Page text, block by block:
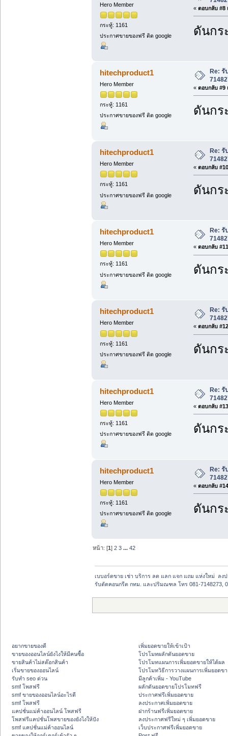
Hero Member
กระทู้: 1161
ประกาศขายของฟรี ติด google
« ตอบกลับ #8
ดันกร
hitechproduct1
Hero Member
กระทู้: 1161
ประกาศขายของฟรี ติด google
Re: รั
« ตอบกลับ #9
ดันกร
hitechproduct1
Hero Member
กระทู้: 1161
ประกาศขายของฟรี ติด google
Re:
« ตอบกลับ
ดันกร
hitechproduct1
Hero Member
กระทู้: 1161
ประกาศขายของฟรี ติด google
Re:
« ตอบกลับ
ดันกร
hitechproduct1
Hero Member
กระทู้: 1161
ประกาศขายของฟรี ติด google
Re:
« ตอบกลับ
ดันกร
hitechproduct1
Hero Member
กระทู้: 1161
ประกาศขายของฟรี ติด google
Re: รั
« ตอบกลับ
ดันกร
hitechproduct1
Hero Member
กระทู้: 1161
ประกาศขายของฟรี ติด google
Re: รั
« ตอบกลับ
ดันกร
หน้า: [1]2 3 ...42
เบบอร์ดขาย เช่า บริการ ลด แลก แจก แถม แห่งใหม่  ลง
รับตัดคอนกรีต กทม. และปริมณฑล โทร 081-7148273,
อยากขายของดี
ขายของออนไลน์ยังไงให้มีคนซื้อ
ขายสินค้าไม่สต๊อกสินค้า
เริ่มขายของออนไลน์
รับทำ seo ด่วน
smf โพสฟรี
smf ขายของออนไลน์อะไรดี
smf โพสฟรี
แคปชั่นแม่ค้าออนไลน์ โพสฟรี
โพสฟรีแคปชั่นโพสขายของยังไงให้ปัง
smf แคปชั่นแม่ค้าออนไลน์
เพิ่มยอดขายให้เข้าเป้า
โปรโมทผลักดันยอดขาย
โปรโมทแผนการเพิ่มยอดขายให้ได้ผล
โปรโมทวิธีการวางแผนการเพิ่มยอดข
มีลูกค้าเพิ่ม - YouTube
ผลักดันยอดขายโปรโมทฟรี
ประกาศฟรีเพิ่มยอดขาย
ลงประกาศเพิ่มยอดขาย
ฝากร้านฟรีเพิ่มยอดขาย
ลงประกาศฟรีใหม่ ๆ เพิ่มยอดขาย
เว็บประกาศฟรีเพิ่มยอดขาย